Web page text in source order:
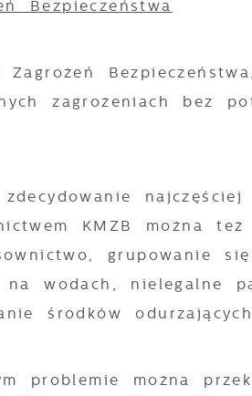
Bezpieczeństwa
zagrożeniach bez
KMZB można
grupowanie
na wodach, nielegalne
środków
problemie można